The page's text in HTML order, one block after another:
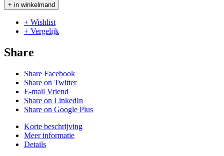
+ in winkelmand
+ Wishlist
+ Vergelijk
Share
Share Facebook
Share on Twitter
E-mail Vriend
Share on LinkedIn
Share on Google Plus
Korte beschrijving
Meer informatie
Details